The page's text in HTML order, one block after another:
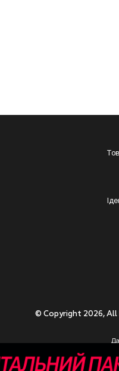
© Copyright 2026, All
Приступаючи до
У разі , якщо Ви